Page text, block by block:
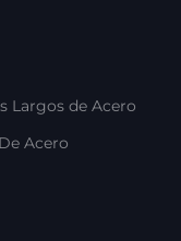
Largos de Acero
Acero